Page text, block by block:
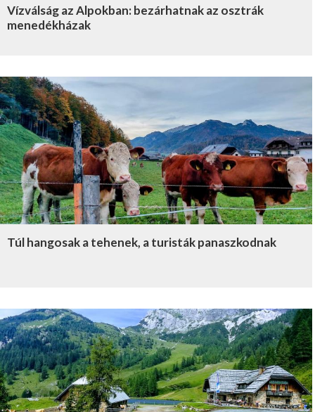
Vízválság az Alpokban: bezárhatnak az osztrák
menedékházak
Túl hangosak a tehenek, a turisták panaszkodnak